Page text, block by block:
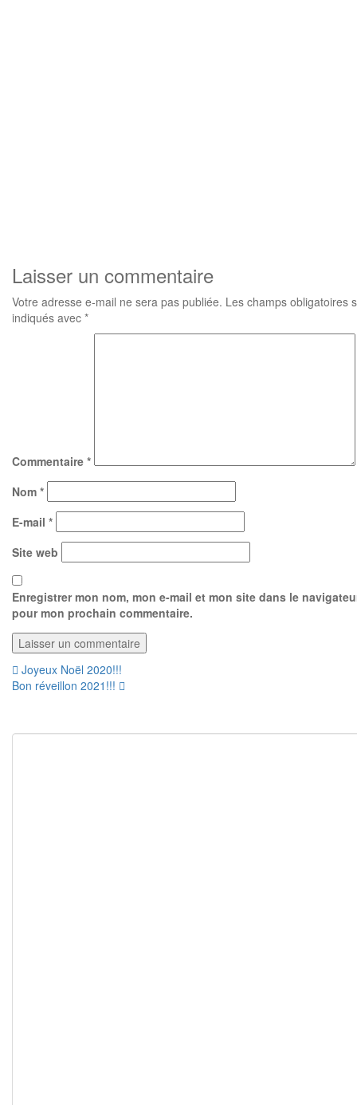
Laisser un commentaire
Votre adresse e-mail ne sera pas publiée. Les champs obligatoires
indiqués avec *
Commentaire *
Nom *
E-mail *
Site web
Enregistrer mon nom, mon e-mail et mon site dans le
pour mon prochain commentaire.
Navigation
de
l’article
Joyeux Noël 2020!!!
Bon réveillon 2021!!!